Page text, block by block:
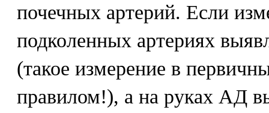
почечных артерий. Если
подколенных артериях
(такое измерение в
правилом!), а на руках АД